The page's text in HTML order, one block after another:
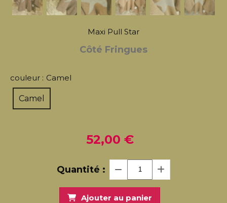
Maxi Pull Star
Côté Fringues
couleur : Camel
Camel
52,00 €
Quantité :
Ajouter au panier